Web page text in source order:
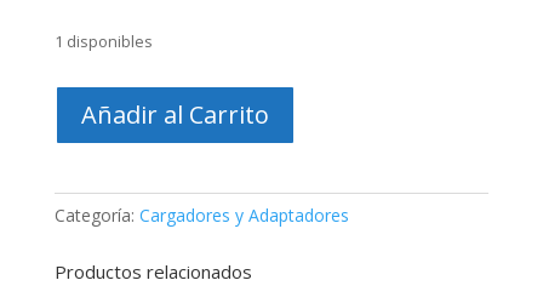
1 disponibles
BC-
Cargador
Baterías
Añadir al Carrito
Categoría: Cargadores y Adaptadores
Productos relacionados